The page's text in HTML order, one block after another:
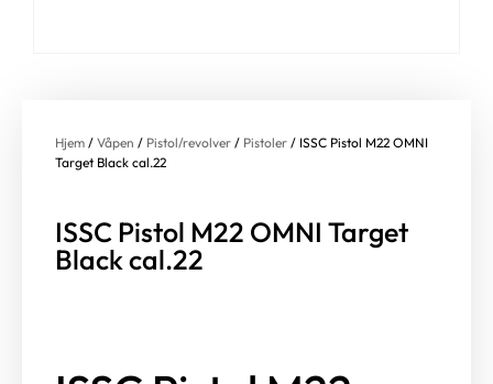
Hjem / Våpen / Pistol/revolver / Pistoler / ISSC Pistol M22 OMNI
Target Black cal.22
ISSC Pistol M22 OMNI Target
Black cal.22